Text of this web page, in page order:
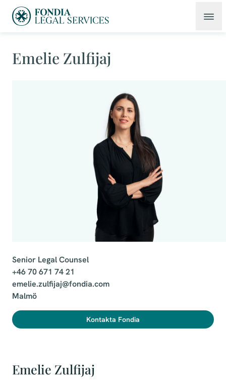
Emelie Zulfijaj
Senior Legal Counsel
+46 70 671 74 21
emelie.zulfijaj@fondia.com
Malmö
Kontakta Fondia
Emelie Zulfijaj